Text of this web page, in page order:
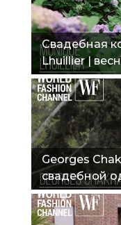
Свадебная
Lhuillier |
Georges
свадебной